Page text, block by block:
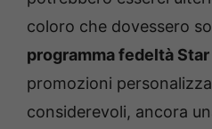
coloro che dovessero
programma fedeltà
promozioni
considerevoli, ancora